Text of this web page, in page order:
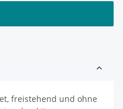
freistehend und ohne